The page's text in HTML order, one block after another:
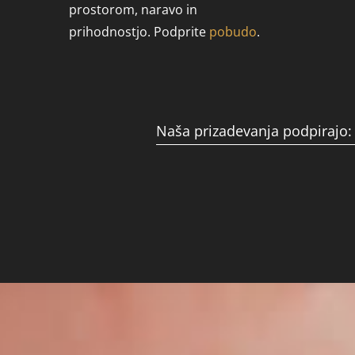
prostorom, naravo in
prihodnostjo. Podprite pobudo.
Naša prizadevanja podpirajo: